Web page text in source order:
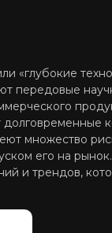
«глубокие
передовые
долговременные
множество
его на
и трендов,